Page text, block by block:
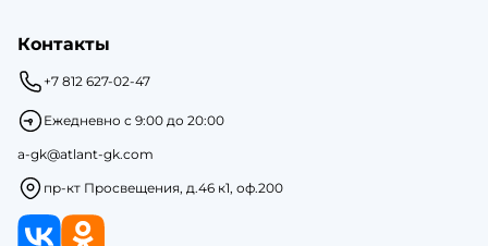
Контакты
+7 812 627-02-47
Ежедневно с 9:00 до 20:00
a-gk@atlant-gk.com
пр-кт Просвещения, д.46 к1, оф.200